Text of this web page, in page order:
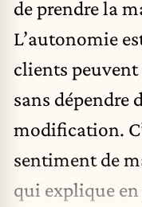
de prendre la
L’autonomie
clients
sans dépendre
modification.
sentiment de
qui explique